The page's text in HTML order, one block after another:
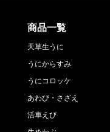
商品一覧
天草生うに
うにからすみ
うにコロッケ
あわび・さざえ
活車えび